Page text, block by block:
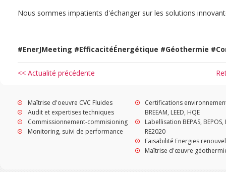
Nous sommes impatients d'échanger sur les solutions
#EnerJMeeting #EfficacitéÉnergétique #Géothermie
<< Actualité précédente
Maîtrise d'oeuvre CVC Fluides
Audit et expertises techniques
Commissionnement-commisioning
Monitoring, suivi de performance
Certifications
BREEAM, LEED, HQE
Labellisation BEPAS, BEPOS,
RE2020
Faisabilité Energies
Maîtrise d'œuvre